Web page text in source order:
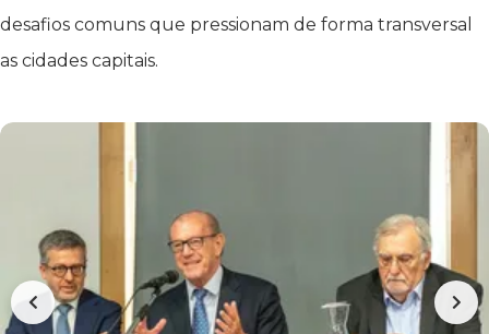
desafios comuns que pressionam de forma transversal
as cidades capitais.